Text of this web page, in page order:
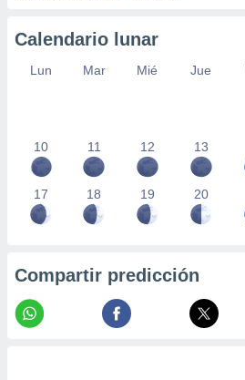
Calendario lunar
Lun Mar Mié Jue
10 11 12 13
17 18 19 20
Compartir predicción